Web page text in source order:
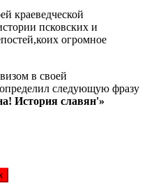
краеведческой
псковских и
огромное
в своей
определил следующую фразу
История славян'»